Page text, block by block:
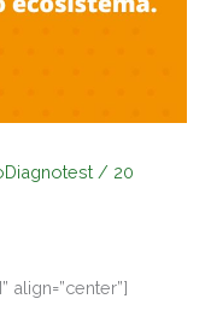
/ 20
align=”center”]